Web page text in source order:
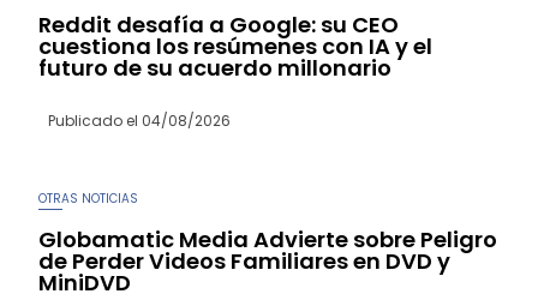
Reddit desafía a Google: su CEO
cuestiona los resúmenes con IA y el
futuro de su acuerdo millonario
Publicado el 04/08/2026
OTRAS NOTICIAS
Globamatic Media Advierte sobre Peligro
de Perder Videos Familiares en DVD y
MiniDVD